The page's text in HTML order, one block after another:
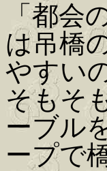
「都会
は吊橋
やすい
そもそ
ーブル
ープで